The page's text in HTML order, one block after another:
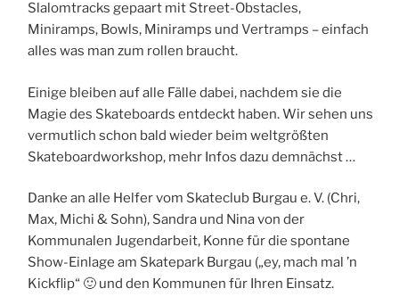
Slalomtracks gepaart mit Street-Obstacles,
Miniramps, Bowls, Miniramps und Vertramps – einfach
alles was man zum rollen braucht.
Einige bleiben auf alle Fälle dabei, nachdem sie die
Magie des Skateboards entdeckt haben. Wir sehen uns
vermutlich schon bald wieder beim weltgrößten
Skateboardworkshop, mehr Infos dazu demnächst …
Danke an alle Helfer vom Skateclub Burgau e. V. (Chri,
Max, Michi & Sohn), Sandra und Nina von der
Kommunalen Jugendarbeit, Konne für die spontane
Show-Einlage am Skatepark Burgau („ey, mach mal ’n
Kickflip“ 🙂 und den Kommunen für Ihren Einsatz.